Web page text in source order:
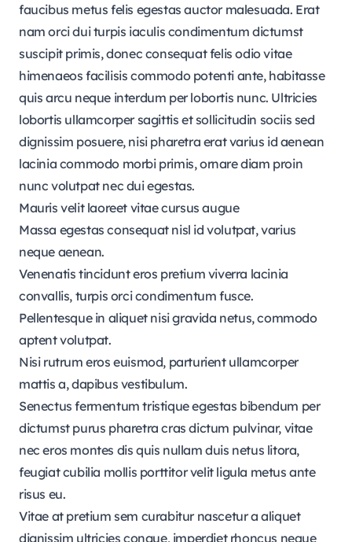
faucibus metus felis egestas auctor malesuada. Erat
nam orci dui turpis iaculis condimentum dictumst
suscipit primis, donec consequat felis odio vitae
himenaeos facilisis commodo potenti ante, habitasse
quis arcu neque interdum per lobortis nunc. Ultricies
lobortis ullamcorper sagittis et sollicitudin sociis sed
dignissim posuere, nisi pharetra erat varius id aenean
lacinia commodo morbi primis, ornare diam proin
nunc volutpat nec dui egestas.
Mauris velit laoreet vitae cursus augue
Massa egestas consequat nisl id volutpat, varius
neque aenean.
Venenatis tincidunt eros pretium viverra lacinia
convallis, turpis orci condimentum fusce.
Pellentesque in aliquet nisi gravida netus, commodo
aptent volutpat.
Nisi rutrum eros euismod, parturient ullamcorper
mattis a, dapibus vestibulum.
Senectus fermentum tristique egestas bibendum per
dictumst purus pharetra cras dictum pulvinar, vitae
nec eros montes dis quis nullam duis netus litora,
feugiat cubilia mollis porttitor velit ligula metus ante
risus eu.
Vitae at pretium sem curabitur nascetur a aliquet
dignissim ultricies congue, imperdiet rhoncus neque